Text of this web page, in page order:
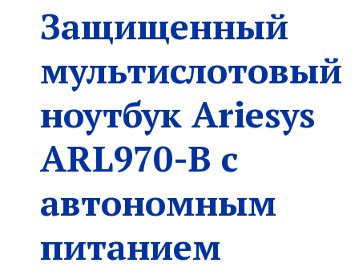
Защищенный
мультислотовый
ноутбук Ariesys
ARL970-B с
автономным
питанием